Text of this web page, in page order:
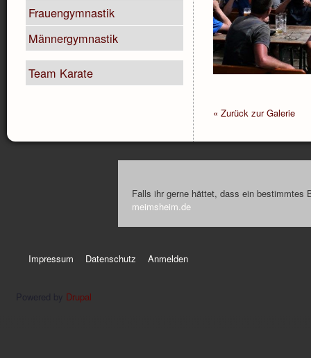
Frauengymnastik
Männergymnastik
Team Karate
« Zurück zur Galerie
Falls ihr gerne hättet, dass ein
meimsheim.de
Impressum Datenschutz Anmelden
Drupal